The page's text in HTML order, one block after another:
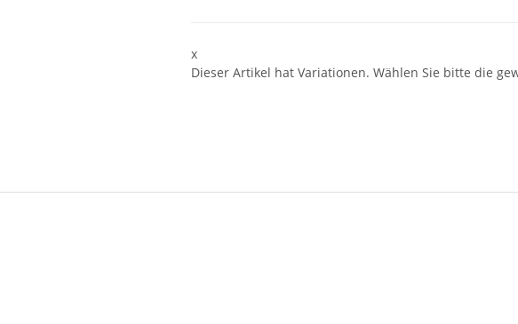
x
Dieser Artikel hat Variationen. Wählen Sie bitte die